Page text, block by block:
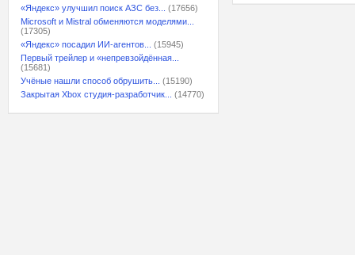
«Яндекс» улучшил поиск АЗС без...
(17656)
Microsoft и Mistral обменяются моделями...
(17305)
«Яндекс» посадил ИИ-агентов...
(15945)
Первый трейлер и «непревзойдённая...
(15681)
Учёные нашли способ обрушить...
(15190)
Закрытая Xbox студия-разработчик...
(14770)